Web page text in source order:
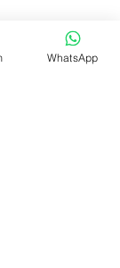
que pueden ser
WhatsApp